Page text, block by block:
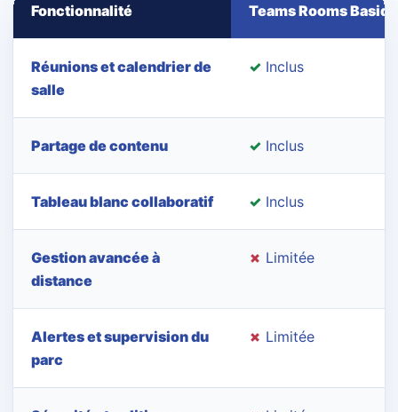
Fonctionnalité Teams Rooms
Réunions et calendrier de
salle
✓ Inclus
Partage de contenu ✓ Inclus
Tableau blanc collaboratif ✓ Inclus
Gestion avancée à
distance
✗ Limitée
Alertes et supervision du
parc
✗ Limitée